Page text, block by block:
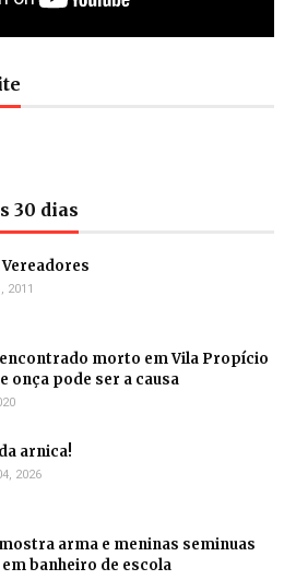
30 dias
2011
morto em Vila Propício
onça pode ser a causa
arnica!
2026
arma e meninas seminuas
banheiro de escola